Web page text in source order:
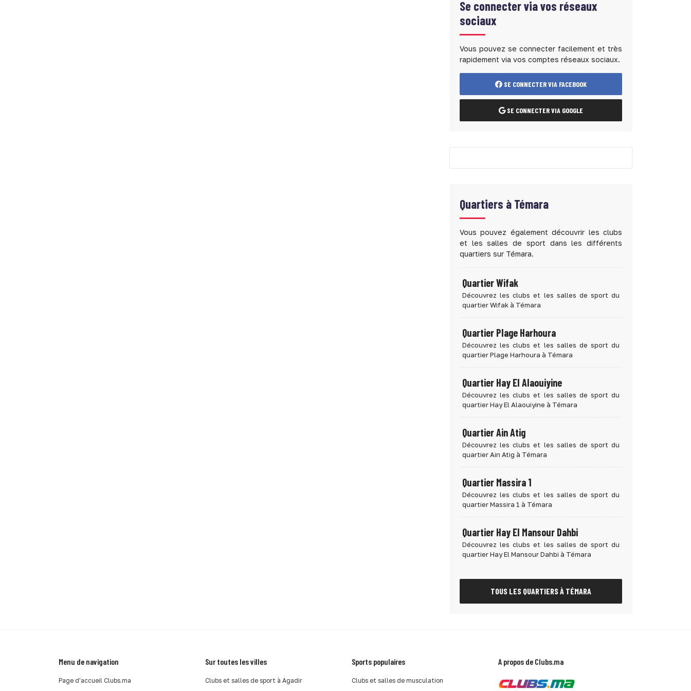
Se connecter via vos réseaux
sociaux
Vous pouvez se connecter facilement et très
rapidement via vos comptes réseaux sociaux.
SE CONNECTER VIA FACEBOOK
SE CONNECTER VIA GOOGLE
Quartiers à Témara
Vous pouvez également découvrir les clubs
et les salles de sport dans les différents
quartiers sur Témara.
Quartier Wifak
Découvrez les clubs et les salles de sport du
quartier Wifak à Témara
Quartier Plage Harhoura
Découvrez les clubs et les salles de sport du
quartier Plage Harhoura à Témara
Quartier Hay El Alaouiyine
Découvrez les clubs et les salles de sport du
quartier Hay El Alaouiyine à Témara
Quartier Ain Atig
Découvrez les clubs et les salles de sport du
quartier Ain Atig à Témara
Quartier Massira 1
Découvrez les clubs et les salles de sport du
quartier Massira 1 à Témara
Quartier Hay El Mansour Dahbi
Découvrez les clubs et les salles de sport du
quartier Hay El Mansour Dahbi à Témara
TOUS LES QUARTIERS À TÉMARA
Menu de navigation
Page d'accueil Clubs.ma
Sur toutes les villes
Clubs et salles de sport à Agadir
Sports populaires
Clubs et salles de musculation
A propos de Clubs.ma